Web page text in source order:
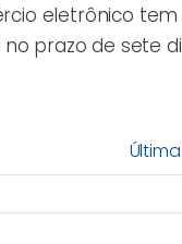
eletrônico
prazo de sete